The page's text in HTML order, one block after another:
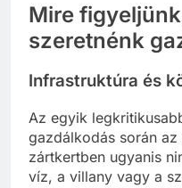
Mire
szeretnénk
Infrastruktúra és
Az egyik
gazdálkodás során az
zártkertben ugyanis
víz, a villany vagy a